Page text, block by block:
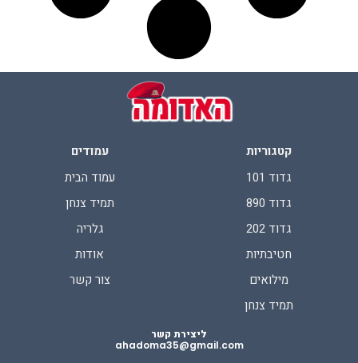
קטגוריות
גדוד 101
גדוד 890
גדוד 202
חטיבתיות
מילואים
תמיד צנחן
עמודים
עמוד הבית
תמיד צנחן
גלריה
אודות
צור קשר
ליצירת קשר
ahadoma35@gmail.com